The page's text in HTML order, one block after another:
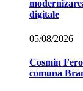
digitale
05/08/2026
Cosmin
comuna